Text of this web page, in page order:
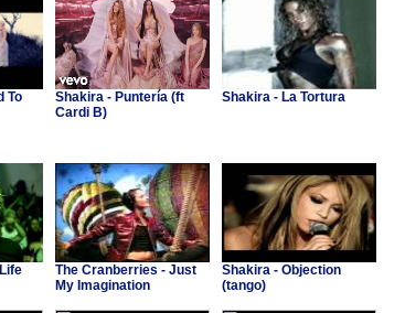
To
Shakira - Puntería (ft
Cardi B)
Shakira - La Tortura
The Cranberries - Just
My Imagination
Shakira - Objection
(tango)